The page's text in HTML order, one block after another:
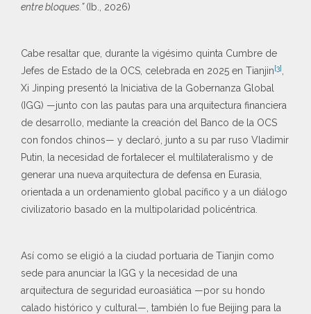
entre bloques.”(Ib., 2026)
Cabe resaltar que, durante la vigésimo quinta Cumbre de
Jefes de Estado de la OCS, celebrada en 2025 en Tianjin[3]
Xi Jinping presentó la Iniciativa de la Gobernanza Global
(IGG) —junto con las pautas para una arquitectura financiera
de desarrollo, mediante la creación del Banco de la OCS
con fondos chinos— y declaró, junto a su par ruso Vladimir
Putin, la necesidad de fortalecer el multilateralismo y de
generar una nueva arquitectura de defensa en Eurasia,
orientada a un ordenamiento global pacífico y a un diálogo
civilizatorio basado en la multipolaridad policéntrica.
Así como se eligió a la ciudad portuaria de Tianjin como
sede para anunciar la IGG y la necesidad de una
arquitectura de seguridad euroasiática —por su hondo
calado histórico y cultural—, también lo fue Beijing para la